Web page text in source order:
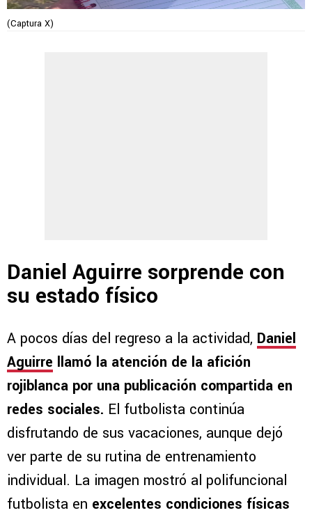
(Captura X)
Daniel Aguirre sorprende con
su estado físico
A pocos días del regreso a la actividad, Daniel
Aguirre llamó la atención de la afición
rojiblanca por una publicación compartida en
redes sociales. El futbolista continúa
disfrutando de sus vacaciones, aunque dejó
ver parte de su rutina de entrenamiento
individual. La imagen mostró al polifuncional
futbolista en excelentes condiciones físicas